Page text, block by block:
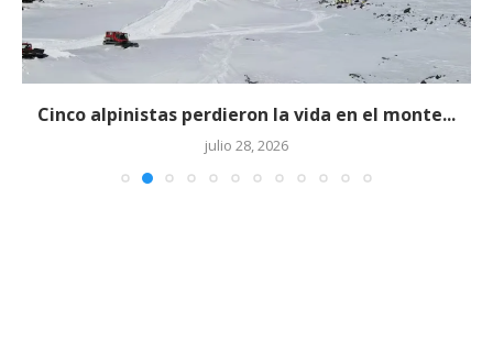
Cinco alpinistas perdieron la vida en el monte...
julio 28, 2026